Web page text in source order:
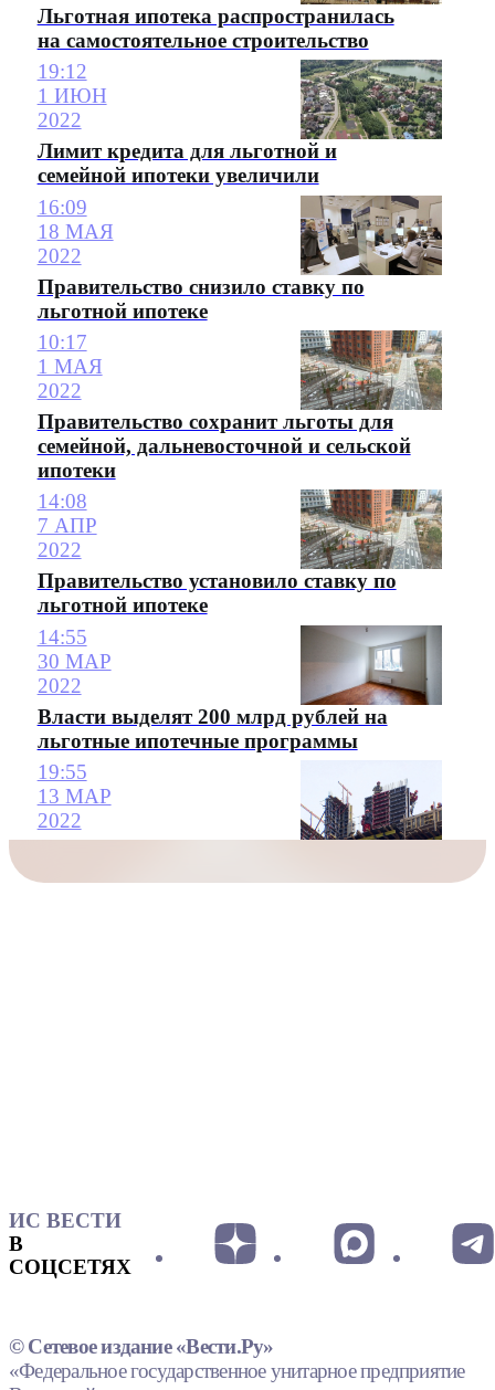
Льготная ипотека распространилась
на самостоятельное строительство
19:12
1 ИЮН
2022
Лимит кредита для льготной и
семейной ипотеки увеличили
16:09
18 МАЯ
2022
Правительство снизило ставку по
льготной ипотеке
10:17
1 МАЯ
2022
Правительство сохранит льготы для
семейной, дальневосточной и сельской
ипотеки
14:08
7 АПР
2022
Правительство установило ставку по
льготной ипотеке
14:55
30 МАР
2022
Власти выделят 200 млрд рублей на
льготные ипотечные программы
19:55
13 МАР
2022
ИС ВЕСТИ
В
СОЦСЕТЯХ
© Сетевое издание «Вести.Ру»
«Федеральное государственное унитарное предприятие